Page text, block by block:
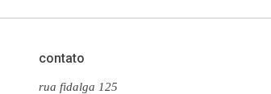
contato
rua fidalga 125